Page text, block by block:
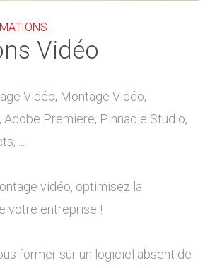
Vidéo
Vidéo, Montage Vidéo,
Adobe Premiere, Pinnacle Studio,
...
vidéo, optimisez la
votre entreprise !
former sur un logiciel absent de